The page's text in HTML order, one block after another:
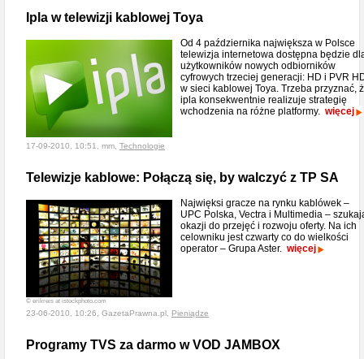
Ipla w telewizji kablowej Toya
Od 4 października największa w Polsce
telewizja internetowa dostępna będzie
użytkowników nowych odbiorników
cyfrowych trzeciej generacji: HD i PVR
w sieci kablowej Toya. Trzeba przyznać,
ipla konsekwentnie realizuje strategię
wchodzenia na różne platformy. więcej
17-09-2010, 10:51, mm, Technologie
Telewizje kablowe: Połączą się, by walczyć z TP SA
© erikreis at istockphoto.com
Najwięksi gracze na rynku kablówek –
UPC Polska, Vectra i Multimedia –
okazji do przejęć i rozwoju oferty. Na ich
celowniku jest czwarty co do wielkości
operator – Grupa Aster. więcej
23-06-2010, 10:26, GazetaPrawna.pl, Pieniądze
Programy TVS za darmo w VOD JAMBOX